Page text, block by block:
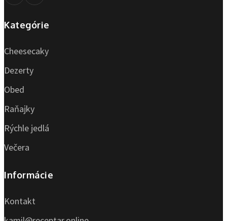
Kategórie
Cheesecaky
Dezerty
Obed
Raňajky
Rýchle jedlá
Večera
Informácie
Kontakt